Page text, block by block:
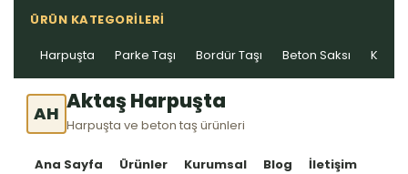
ÜRÜN KATEGORILERI
Harpuşta Parke Taşı Bordür Taşı Beton Saksı Kablo
AH Aktaş Harpuşta
Harpuşta ve beton taş ürünleri
Ana Sayfa Ürünler Kurumsal Blog İletişim